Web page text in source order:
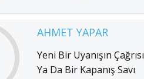
AHMET YAPAR
Yeni Bir Uyanışın Çağrısı
Ya Da Bir Kapanış Savı